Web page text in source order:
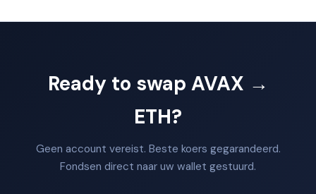
Ready to swap AVAX →
ETH?
Geen account vereist. Beste koers gegarandeerd.
Fondsen direct naar uw wallet gestuurd.